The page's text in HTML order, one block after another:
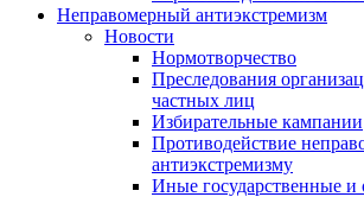
Неправомерный антиэкстремизм
Новости
Нормотворчество
Преследования
частных лиц
Избирательные кампании
Противодействие
антиэкстремизму
Иные государственные и